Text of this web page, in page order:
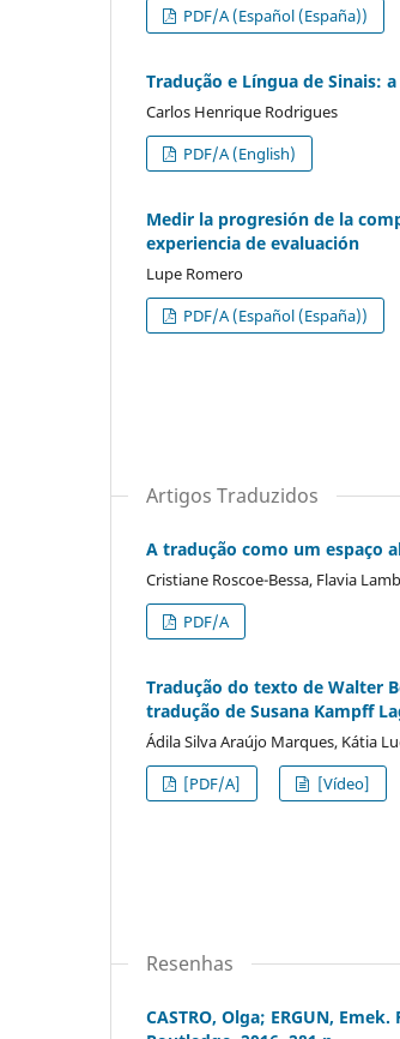
PDF/A (Español (España))
Tradução e Língua de Sinais:
Carlos Henrique Rodrigues
PDF/A (English)
Medir la progresión de la
experiencia de evaluación
Lupe Romero
PDF/A (Español (España))
Artigos Traduzidos
A tradução como um espaço
Cristiane Roscoe-Bessa, Flavia
PDF/A
Tradução do texto de Walter
tradução de Susana Kampff
Ádila Silva Araújo Marques, Kátia
[PDF/A]
[Vídeo]
Resenhas
CASTRO, Olga; ERGUN,